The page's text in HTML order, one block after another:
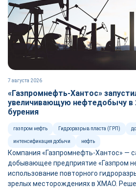
7 августа 2026
«Газпромнефть-Хантос»
увеличивающую нефтедобычу в
бурения
газпром нефть Гидроразрыв пласта (ГРП)
интенсификация добычи нефть
Компания «Газпромнефть-Хантос» —
добывающее предприятие «Газпром
использование повторного
зрелых месторождениях в ХМАО.